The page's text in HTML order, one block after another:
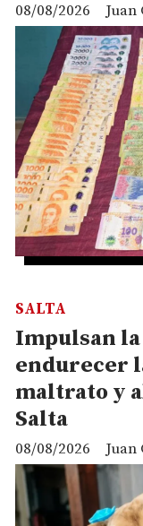
Juan
08/08/2026
Impulsan la
endurecer
maltrato y
Salta
Juan
SALTA
08/08/2026